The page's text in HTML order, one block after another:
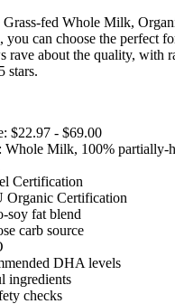
fed Whole Milk,
can choose the perfect
rave about the quality, with
stars.
$22.97 - $69.00
Whole Milk, 100% partially-
Certification
Certification
soy fat blend
carb source
DHA levels
ingredients
checks